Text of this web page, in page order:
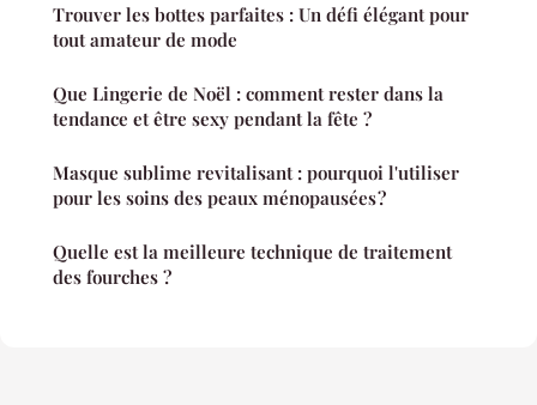
Trouver les bottes parfaites : Un défi élégant pour
tout amateur de mode
Que Lingerie de Noël : comment rester dans la
tendance et être sexy pendant la fête ?
Masque sublime revitalisant : pourquoi l'utiliser
pour les soins des peaux ménopausées ?
Quelle est la meilleure technique de traitement
des fourches ?